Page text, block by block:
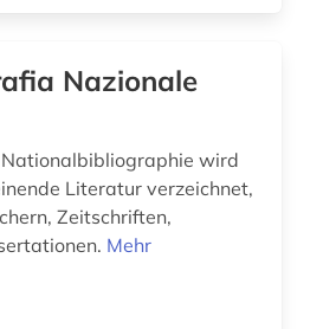
sachgebiete: 74.13 erde <geographie> (1)
Nazionale
wird
Literatur verzeichnet,
Zeitschriften,
Mehr